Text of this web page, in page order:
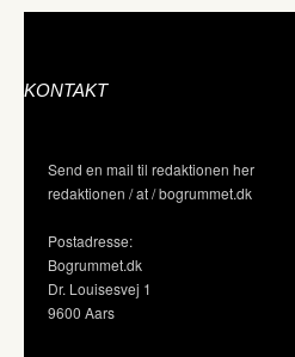
KONTAKT
Send en mail til redaktionen her
redaktionen / at / bogrummet.dk
Postadresse:
Bogrummet.dk
Dr. Louisesvej 1
9600 Aars